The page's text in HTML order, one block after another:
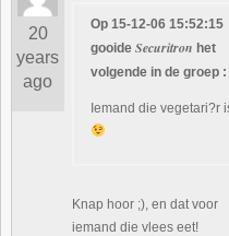
20
years
ago
Op 15-12-06 15:52:15
gooideSecuritron het
volgende in de groep :
Iemand die vegetari?r
Knap hoor ;), en dat voor
iemand die vlees eet!